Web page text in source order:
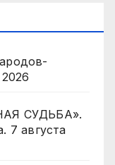
СУДЬБА».
7 августа